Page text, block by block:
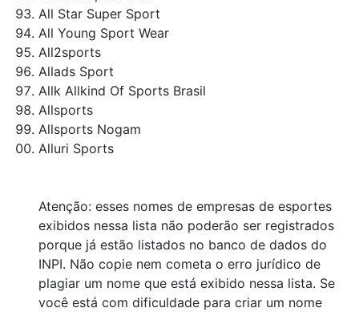
All Star Super Sport
All Young Sport Wear
All2sports
Allads Sport
Allk Allkind Of Sports Brasil
Allsports
Allsports Nogam
Alluri Sports
Atenção: esses nomes de empresas de esportes
exibidos nessa lista não poderão ser registrados
porque já estão listados no banco de dados do
INPI. Não copie nem cometa o erro jurídico de
plagiar um nome que está exibido nessa lista. Se
você está com dificuldade para criar um nome